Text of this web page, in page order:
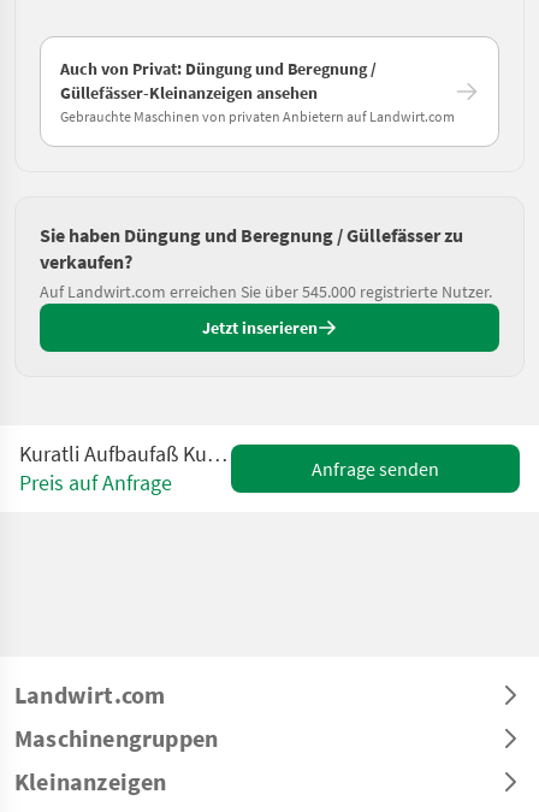
Auch von Privat: Düngung und Beregnung /
Güllefässer-Kleinanzeigen ansehen
Gebrauchte Maschinen von privaten Anbietern auf Landwirt.com
Sie haben Düngung und Beregnung / Güllefässer zu
verkaufen?
Auf Landwirt.com erreichen Sie über 545.000 registrierte Nutzer.
Jetzt inserieren
Kuratli Aufbaufaß Kuratli, Geba Hochdruck
Preis auf Anfrage
Anfrage senden
Landwirt.com
Maschinengruppen
Kleinanzeigen